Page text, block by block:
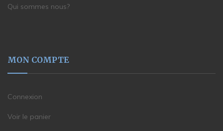
Qui sommes nous?
MON COMPTE
Connexion
Voir le panier